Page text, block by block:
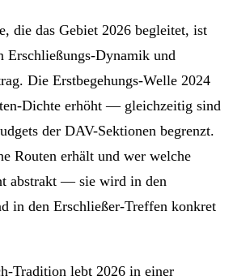
die das Gebiet 2026 begleitet, ist
Erschließungs-Dynamik und
Die Erstbegehungs-Welle 2024
Dichte erhöht — gleichzeitig sind
der DAV-Sektionen begrenzt.
Routen erhält und wer welche
abstrakt — sie wird in den
in den Erschließer-Treffen konkret
Tradition lebt 2026 in einer